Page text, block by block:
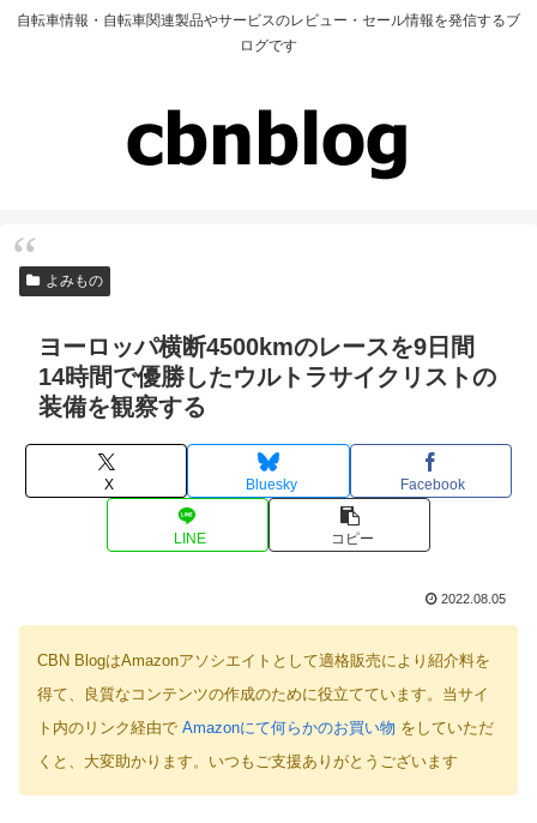
自転車情報・自転車関連製品やサービスのレビュー・セール情報を発信するブ
ログです
よみもの
ヨーロッパ横断4500kmのレースを9日間
14時間で優勝したウルトラサイクリストの
装備を観察する
X Bluesky Facebook
LINE コピー
2022.08.05
CBN BlogはAmazonアソシエイトとして適格販売により紹介料を
得て、良質なコンテンツの作成のために役立てています。当サイ
ト内のリンク経由で Amazonにて何らかのお買い物 をしていただ
くと、大変助かります。いつもご支援ありがとうございます